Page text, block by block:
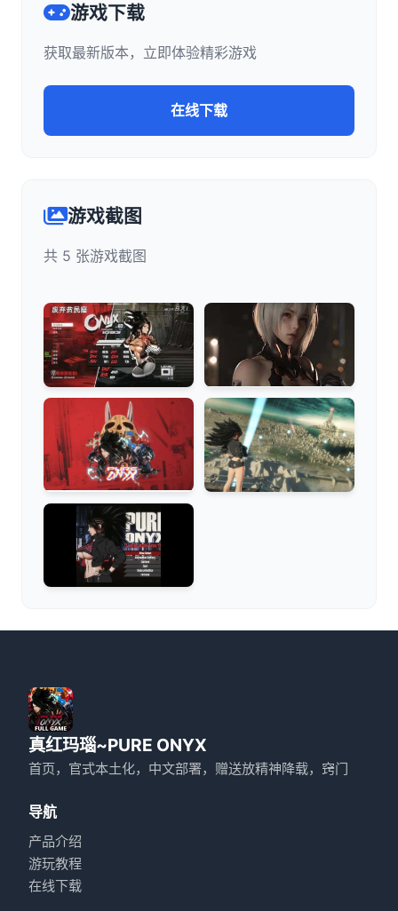
游戏下载
获取最新版本，立即体验精彩游戏
在线下载
游戏截图
共 5 张游戏截图
真红玛瑙~PURE ONYX
首页，官式本土化，中文部署，赠送放精神降载，窍门
导航
产品介绍
游玩教程
在线下载